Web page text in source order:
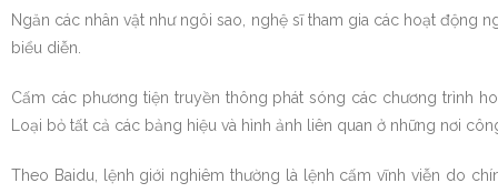
Ngăn các nhân vật như ngôi sao, nghệ sĩ tham gia các hoạt động
biểu diễn.
Cấm các phương tiện truyền thông phát sóng các chương trình
Loại bỏ tất cả các bảng hiệu và hình ảnh liên quan ở những nơi
Theo Baidu, lệnh giới nghiêm thường là lệnh cấm vĩnh viễn do